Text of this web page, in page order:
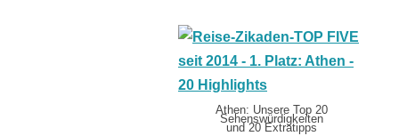
Athen: Unsere Top 20
Sehenswürdigkeiten
und 20 Extratipps